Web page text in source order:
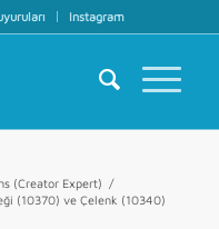
Instagram
(Creator Expert)
/
(10370) ve Çelenk (10340)